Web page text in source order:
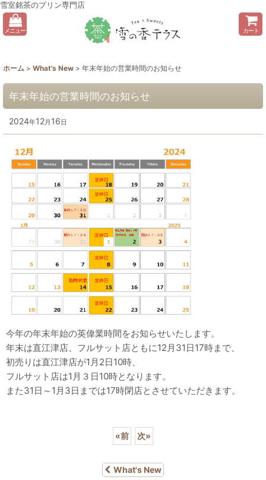
雪室銘茶のプリン専門店
メニュー カート
ホーム > What's New > 年末年始の営業時間のお知らせ
年末年始の営業時間のお知らせ
2024年12月 16日
今年の年末年始の英偉業時間をお知らせいたします。
年末は直江津店、フルサット店ともに12月31日17時まで、
初売りは直江津店が1月2日10時、
フルサット店は1月３日10時となります。
また31日～1月3日までは17時閉店とさせていただきます。
«前 次»
What's New